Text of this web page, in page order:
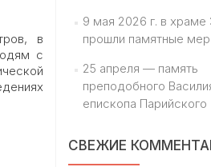
в
с
9 мая 2026 г. в храме
прошли памятные
25 апреля — память
преподобного
епископа Парийского
СВЕЖИЕ